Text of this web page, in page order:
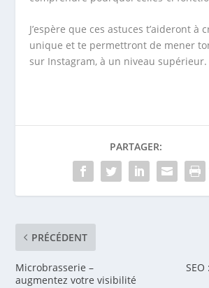
J’espère que ces astuces t’aideront à
unique et te permettront de mener
sur Instagram, à un niveau supérieur.
PARTAGER:
PRÉCÉDENT
Microbrasserie –
augmentez votre visibilité
SEO